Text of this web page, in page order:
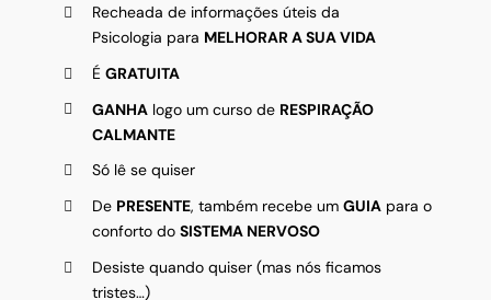
Recheada de informações úteis da
Psicologia para MELHORAR A SUA VIDA
É GRATUITA
GANHA logo um curso de RESPIRAÇÃO
CALMANTE
Só lê se quiser
De PRESENTE, também recebe um GUIApara o
conforto do SISTEMA NERVOSO
Desiste quando quiser (mas nós ficamos
tristes…)